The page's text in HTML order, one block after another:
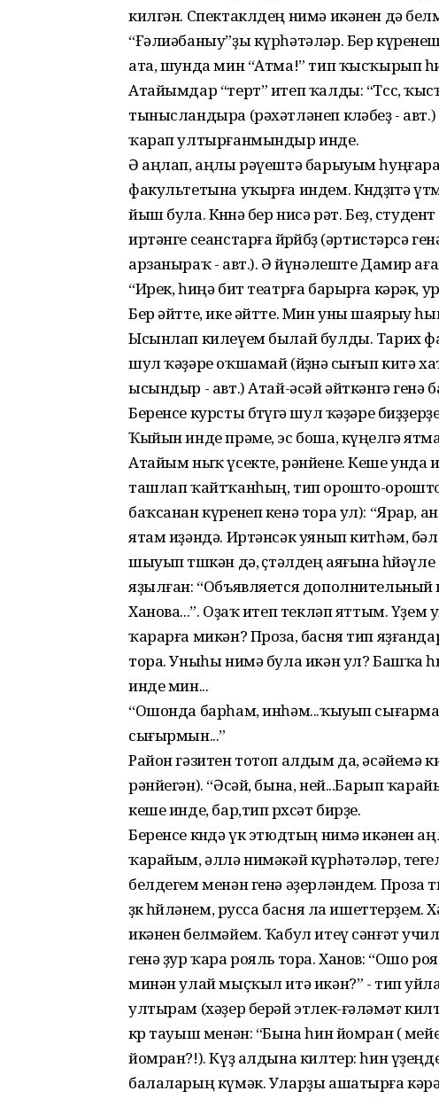
килгән. Спектаклдең нимә икәнен дә
“Ғәлиәбаныу”ҙы күрһәтәләр. Бер
ата, шунда мин “Атма!” тип ҡысҡырып
Атайымдар “терт” итеп ҡалды: “Тсс,
тынысландыра (рәхәтләнеп көләбеҙ -
ҡарап ултырғанмындыр инде.
Ә аңлап, аңлы рәүештә барыуым
факультетына уҡырға индем. Көндөҙгөгә
йыш була. Көнөнә бер нисә рәт. Беҙ,
иртәнге сеанстарға йөрөйбөҙ (әртистәрсә
арзаныраҡ - авт.). Ә йүнәлеште Дамир
“Ирек, һиңә бит театрға барырға
Бер әйтте, ике әйтте. Мин уны шаярыу
Ысынлап килеүем былай булды. Тарих
шул ҡәҙәре оҡшамай (йөҙөнә сығып китә
ысындыр - авт.) Атай-әсәй әйткәнгә
Беренсе курсты бөтөүгә шул ҡәҙәре
Ҡыйын инде прәме, эс боша, күңелгә
Атайым ныҡ үсекте, рәнйене. Кеше
ташлап ҡайтҡанһың, тип орошто-
баҡсанан күренеп кенә тора ул): “Ярар,
ятам иҙәндә. Иртәнсәк уянып китһәм,
шыуып төшкән дә, өҫтәлдең аяғына
яҙылған: “Объявляется
Ханова...”. Оҙаҡ итеп текләп яттым.
ҡарарға микән? Проза, басня тип
тора. Уныһы нимә була икән ул? Башҡа
инде мин...
“Ошонда барһам, инһәм...ҡыуып
сығырмын...”
Район гәзитен тотоп алдым да, әсәйемә
рәнйегән). “Әсәй, бына, ней...Барып
кеше инде, бар,тип рөхсәт бирҙе.
Беренсе көндә үк этюдтың нимә
ҡарайым, әллә нимәкәй күрһәтәләр,
белдегем менән генә әҙерләндем. Проза
өҙөк һөйләнем, русса басня ла
икәнен белмәйем. Ҡабул итеү сәнғәт
генә ҙур ҡара рояль тора. Ханов: “Ошо
минән улай мыҫҡыл итә икән?” - тип
ултырам (хәҙер берәй этлек-ғәләмәт
көр тауыш менән: “Бына һин йомран (
йомран?!). Күҙ алдына килтер: һин
балаларың күмәк. Уларҙы ашатырға